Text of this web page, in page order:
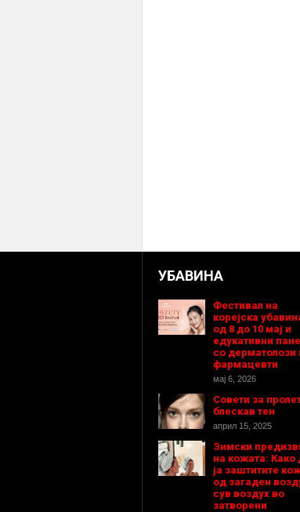
УБАВИНА
Фестивал на
корејска
од 8 до 10 мај и
едукативни
со дерматолози
фармацевти
мај 6, 2026
Совети за
блескав тен
април 15, 2025
Зимски
на кожата: Како
ја заштитите
од загаден
сув воздух во
затворени